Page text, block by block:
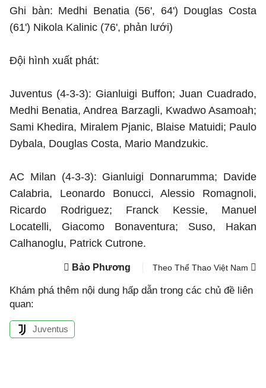
Ghi bàn: Medhi Benatia (56', 64') Douglas Costa
(61') Nikola Kalinic (76', phản lưới)
Đội hình xuất phát:
Juventus (4-3-3): Gianluigi Buffon; Juan Cuadrado,
Medhi Benatia, Andrea Barzagli, Kwadwo Asamoah;
Sami Khedira, Miralem Pjanic, Blaise Matuidi; Paulo
Dybala, Douglas Costa, Mario Mandzukic.
AC Milan (4-3-3): Gianluigi Donnarumma; Davide
Calabria, Leonardo Bonucci, Alessio Romagnoli,
Ricardo Rodriguez; Franck Kessie, Manuel
Locatelli, Giacomo Bonaventura; Suso, Hakan
Calhanoglu, Patrick Cutrone.
Bảo Phương Theo Thể Thao Việt Nam
Khám phá thêm nội dung hấp dẫn trong các chủ đề liên
quan:
Juventus